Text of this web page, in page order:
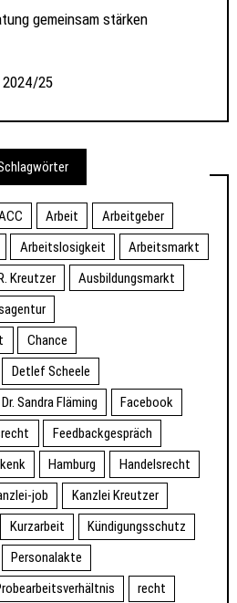
gemeinsam stärken
25
Arbeit
Arbeitgeber
Arbeitslosigkeit
Arbeitsmarkt
Kreutzer
Ausbildungsmarkt
Chance
Detlef Scheele
Dr. Sandra Fläming
Facebook
Feedbackgespräch
Hamburg
Handelsrecht
job
Kanzlei Kreutzer
Kurzarbeit
Kündigungsschutz
Personalakte
recht